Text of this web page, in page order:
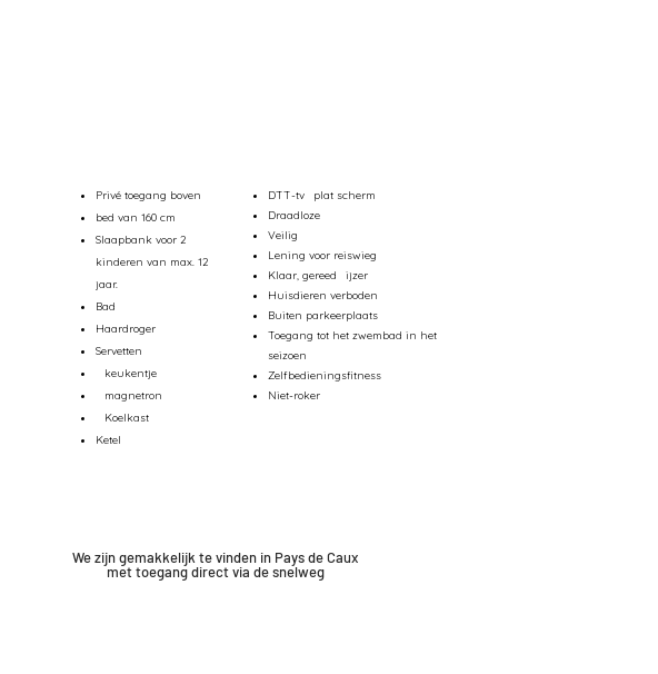
Privé toegang boven
bed van 160 cm
Slaapbank voor 2
kinderen van max. 12
jaar.
Bad
Haardroger
Servetten
keukentje
magnetron
Koelkast
Ketel
DTT-tv
plat scherm
Draadloze
Veilig
Lening voor reiswieg
Klaar, gereed
ijzer
Huisdieren verboden
Buiten parkeerplaats
Toegang tot het zwembad in het
seizoen
Zelfbedieningsfitness
Niet-roker
We zijn gemakkelijk te vinden in Pays de Caux
mettoegangdirect via de snelweg